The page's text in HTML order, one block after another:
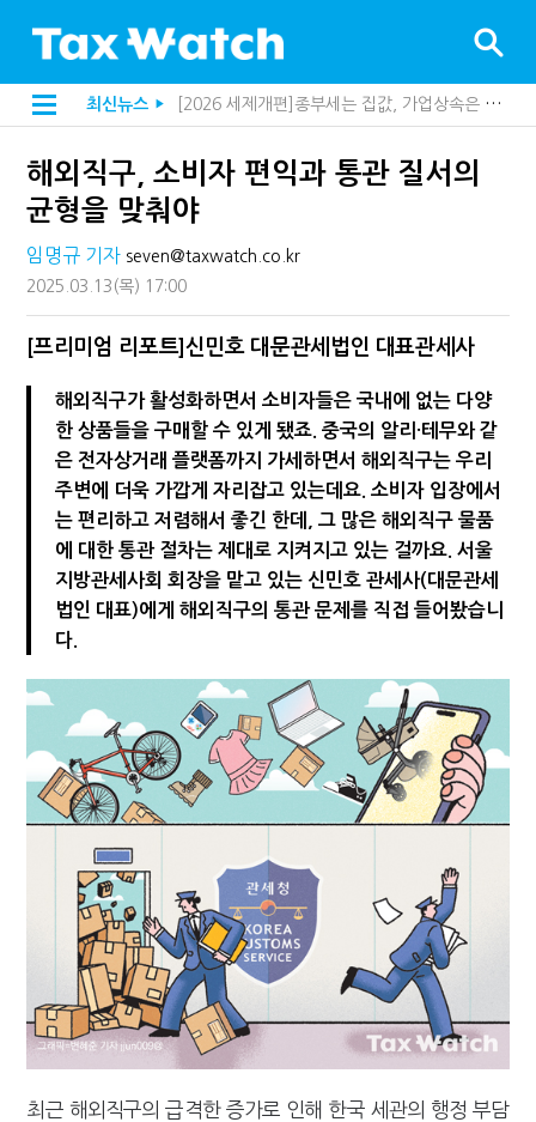
최신뉴스 ▶
[2026 세제개편]종부세는 집값, 가업상속은 기술…납세자가 꼭 볼 5가지
해외 안 갔는데 긁힌 신용카드…관세청이 몇분 만에 찾아낸 비결은?
내 지분만 봤다간 낭패…주식 양도세 추징 부른 '3가지 실수'
"세무플랫폼 문제 해결될 것"…세무사회 진단, 왜
배달라이더 원천징수 세금 인하…환급 플랫폼 수익성 악화될까
상속·증여세 조사, 이제 코인거래소까지 샅샅이 본다
고액자산가 더 옥죈다…해외신탁 미신고 제보에 포상금
반도체·AI로봇 국내 생산땐 세금 깎아준다
"오래 보유보다 오래 살아야"…1주택 세금 '실거주' 중심으로
강남이 좋다는 건 옛말…강서세무서장이 더 낫다?
[2026 세제개편]"상속 닥치면 늦다"…가업승계 성패, 시간에 달렸다
해외직구, 소비자 편익과 통관 질서의
균형을 맞춰야
임명규 기자 seven@taxwatch.co.kr
2025.03.13 (목) 17:00
[프리미엄 리포트]신민호 대문관세법인 대표관세사
해외직구가 활성화하면서 소비자들은 국내에 없는 다양
한 상품들을 구매할 수 있게 됐죠. 중국의 알리·테무와 같
은 전자상거래 플랫폼까지 가세하면서 해외직구는 우리
주변에 더욱 가깝게 자리잡고 있는데요. 소비자 입장에서
는 편리하고 저렴해서 좋긴 한데, 그 많은 해외직구 물품
에 대한 통관 절차는 제대로 지켜지고 있는 걸까요. 서울
지방관세사회 회장을 맡고 있는 신민호 관세사(대문관세
법인 대표)에게 해외직구의 통관 문제를 직접 들어봤습니
다.
최근 해외직구의 급격한 증가로 인해 한국 세관의 행정 부담